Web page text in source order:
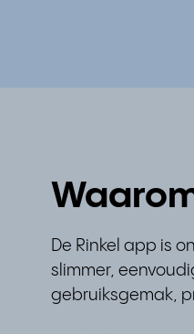
De Rinkel app is
slimmer,
gebruiksgemak,